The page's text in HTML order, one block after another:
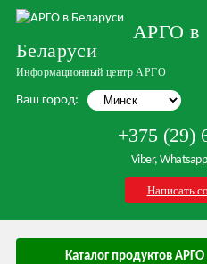
АРГО в
Беларуси
Информационный центр АРГО
Ваш город:
+375 (29)
Viber,
Написать
Каталог продуктов АРГО